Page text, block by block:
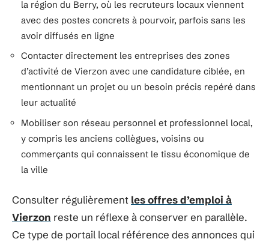
la région du Berry, où les recruteurs locaux viennent
avec des postes concrets à pourvoir, parfois sans les
avoir diffusés en ligne
Contacter directement les entreprises des zones
d’activité de Vierzon avec une candidature ciblée, en
mentionnant un projet ou un besoin précis repéré dans
leur actualité
Mobiliser son réseau personnel et professionnel local,
y compris les anciens collègues, voisins ou
commerçants qui connaissent le tissu économique de
la ville
Consulter régulièrement les offres d’emploi à
Vierzon reste un réflexe à conserver en parallèle.
Ce type de portail local référence des annonces qui